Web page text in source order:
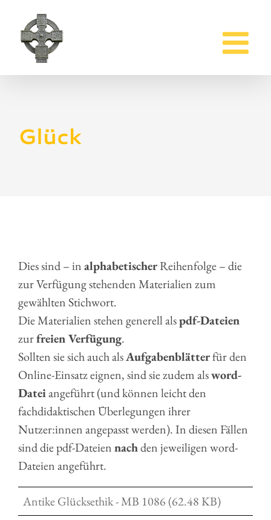
Inhalt
springen
Glück
Dies sind – inalphabetischerReihenfolge – die
zur Verfügung stehenden Materialien zum
gewählten Stichwort.
Die Materialien stehen generell alspdf-Dateien
zurfreien Verfügung.
Sollten sie sich auch alsAufgabenblätterfür den
Online-Einsatz eignen, sind sie zudem alsword-
Dateiangeführt (und können leicht den
fachdidaktischen Überlegungen ihrer
Nutzer:innen angepasst werden). In diesen Fällen
sind die pdf-Dateiennachden jeweiligen word-
Dateien angeführt.
Antike Glücksethik - MB 1086 (62.48 KB)